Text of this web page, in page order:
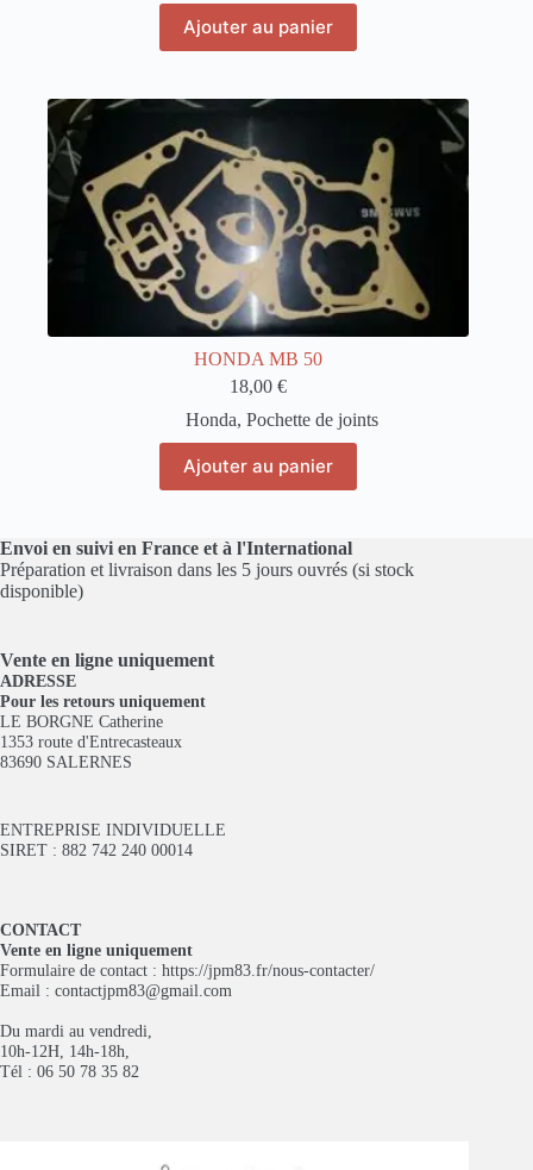
Ajouter au panier
HONDA MB 50
18,00€
Honda,Pochette de joints
Ajouter au panier
Envoi en suivi en France et à l'International
Préparation et livraison dans les 5 jours ouvrés (si stock
disponible)
Vente en ligne uniquement
ADRESSE
Pour les retours uniquement
LE BORGNE Catherine
1353 route d'Entrecasteaux
83690 SALERNES
ENTREPRISE INDIVIDUELLE
SIRET : 882 742 240 00014
CONTACT
Vente en ligne uniquement
Formulaire de contact : https://jpm83.fr/nous-contacter/
Email : contactjpm83@gmail.com
Du mardi au vendredi,
10h-12H, 14h-18h,
Tél : 06 50 78 35 82